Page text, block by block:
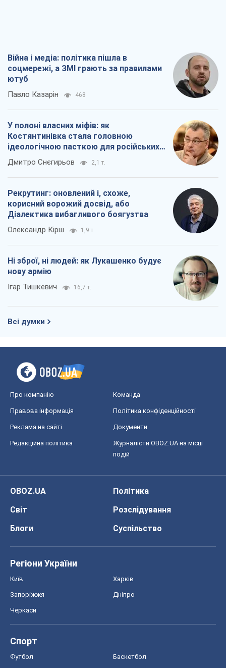
Війна і медіа: політика пішла в
соцмережі, а ЗМІ грають за правилами
ютуб
Павло Казарін 468
У полоні власних міфів: як
Костянтинівка стала головною
ідеологічною пасткою для російських
окупантів
Дмитро Снєгирьов 2,1 т.
Рекрутинг: оновлений і, схоже,
корисний ворожий досвід, або
Діалектика вибагливого боягузтва
Олександр Кірш 1,9 т.
Ні зброї, ні людей: як Лукашенко будує
нову армію
Ігар Тишкевич 16,7 т.
Всі думки
Про компанію Команда
Правова інформація Політика конфіденційності
Реклама на сайті Документи
Редакційна політика
Журналісти OBOZ.UA на місці
подій
OBOZ.UA
Політика
Світ
Розслідування
Блоги
Суспільство
Регіони України
Київ Харків
Запоріжжя Дніпро
Черкаси
Спорт
Футбол Баскетбол